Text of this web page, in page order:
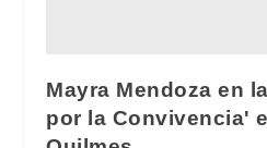
Mayra Mendoza en
por la Convivencia'